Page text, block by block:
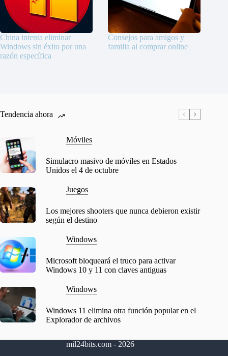
China intenta eliminar
Windows sin éxito por una
razón específica
Consejos para amigos y
familia al comprar online
Tendencia ahora
Móviles
Simulacro masivo de móviles en Estados
Unidos el 4 de octubre
Juegos
Los mejores shooters que nunca debieron existir
según el destino
Windows
Microsoft bloqueará el truco para activar
Windows 10 y 11 con claves antiguas
Windows
Windows 11 elimina otra función popular en el
Explorador de archivos
mil24bits.com - 2026